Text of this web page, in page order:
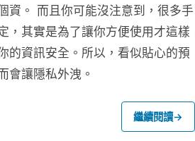
資。 而且你可能沒注意到，很多手
，其實是為了讓你方便使用才這樣
的資訊安全。所以，看似貼心的預
會讓隱私外洩。
繼續閱讀→